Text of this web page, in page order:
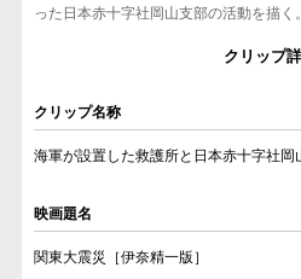
った日本赤十字社岡山支部の活動を描く。
クリップ
クリップ名称
海軍が設置した救護所と日本赤十字社岡
映画題名
関東大震災［伊奈精一版］